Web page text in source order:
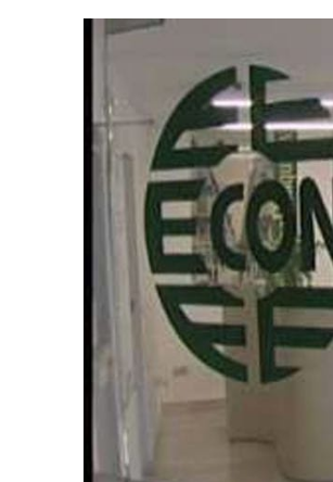
E
T
O
A
S
E
R
A
A
P
O
T
N
Z
A